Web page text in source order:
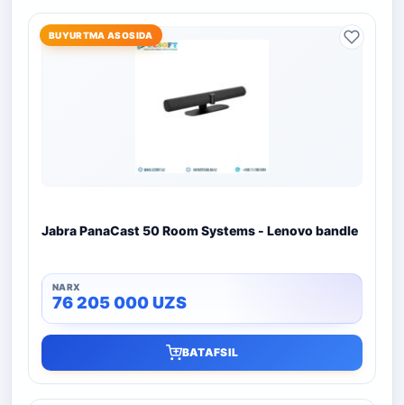
BUYURTMA ASOSIDA
Jabra PanaCast 50 Room Systems - Lenovo bandle
76 205 000UZS
BATAFSIL